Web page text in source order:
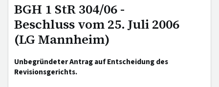
BGH 1 StR 304/06 -
Beschluss vom 25. Juli 2006
(LG Mannheim)
Unbegründeter Antrag auf Entscheidung des
Revisionsgerichts.